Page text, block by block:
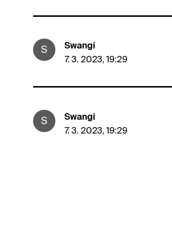
S
Swangi
7. 3. 2023, 19:29
S
Swangi
7. 3. 2023, 19:29